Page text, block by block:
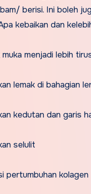
berisi. Ini boleh
kebaikan dan
menjadi lebih
lemak di bahagian
kedutan dan garis
selulit
pertumbuhan kolagen